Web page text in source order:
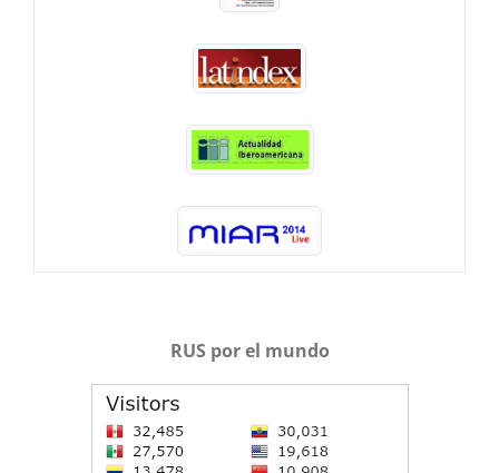
RUS por el mundo